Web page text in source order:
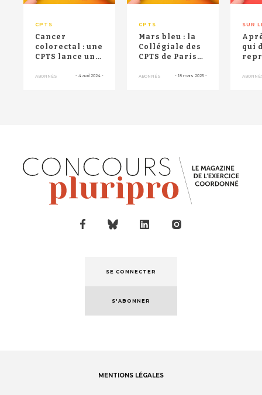
CPTS
Cancer
colorectal : une
CPTS lance une
coup de poing"
ABONNÉS - 4 avril 2024 -
CPTS
Mars bleu : la
Collégiale des
CPTS de Paris
barrières ...
ABONNÉS - 18 mars 2025 -
SUR
qui
SE CONNECTER
S'ABONNER
MENTIONS LÉGALES